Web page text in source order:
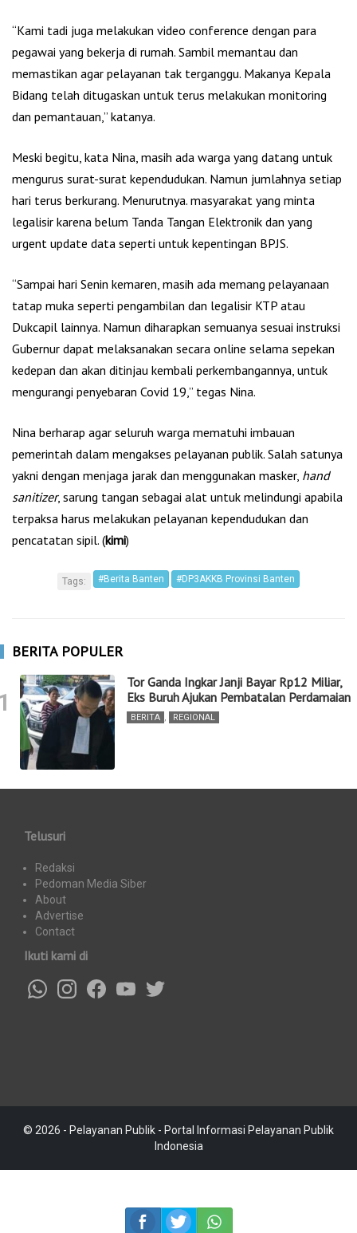
“Kami tadi juga melakukan video conference dengan para
pegawai yang bekerja di rumah. Sambil memantau dan
memastikan agar pelayanan tak terganggu. Makanya Kepala
Bidang telah ditugaskan untuk terus melakukan monitoring
dan pemantauan,” katanya.
Meski begitu, kata Nina, masih ada warga yang datang untuk
mengurus surat-surat kependudukan. Namun jumlahnya setiap
hari terus berkurang. Menurutnya. masyarakat yang minta
legalisir karena belum Tanda Tangan Elektronik dan yang
urgent update data seperti untuk kepentingan BPJS.
“Sampai hari Senin kemaren, masih ada memang pelayanaan
tatap muka seperti pengambilan dan legalisir KTP atau
Dukcapil lainnya. Namun diharapkan semuanya sesuai instruksi
Gubernur dapat melaksanakan secara online selama sepekan
kedepan dan akan ditinjau kembali perkembangannya, untuk
mengurangi penyebaran Covid 19,” tegas Nina.
Nina berharap agar seluruh warga mematuhi imbauan
pemerintah dalam mengakses pelayanan publik. Salah satunya
yakni dengan menjaga jarak dan menggunakan masker, hand
sanitizer, sarung tangan sebagai alat untuk melindungi apabila
terpaksa harus melakukan pelayanan kependudukan dan
pencatatan sipil. (kimi)
Tags: #Berita Banten #DP3AKKB Provinsi Banten
BERITA POPULER
Tor Ganda Ingkar Janji Bayar Rp12 Miliar,
Eks Buruh Ajukan Pembatalan Perdamaian
BERITA , REGIONAL
Telusuri
Redaksi
Pedoman Media Siber
About
Advertise
Contact
Ikuti kami di
© 2026 - Pelayanan Publik - Portal Informasi Pelayanan Publik
Indonesia